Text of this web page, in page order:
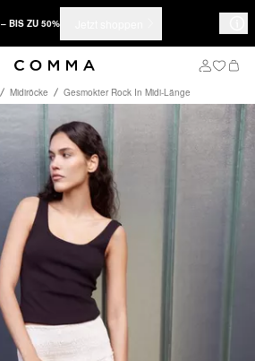
– BIS ZU 50%
Midiröcke Gesmokter Rock In Midi-Länge